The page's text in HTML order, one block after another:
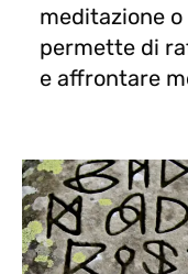
meditazione
permette di
e affrontare